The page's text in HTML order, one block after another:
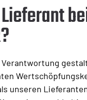
Verantwortung
unseren